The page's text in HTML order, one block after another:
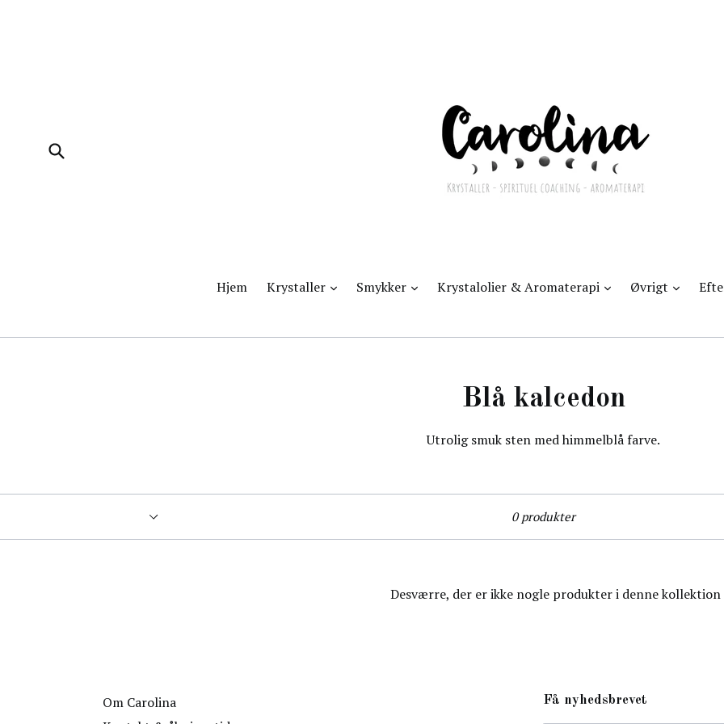
Hjem Krystaller udvidSmykker udvidKrystalolier & Aromaterapi udvidØvrigt udvid
Blå kalcedon
Utrolig smuk sten med himmelblå farve.
0 produkter
Desværre, der er ikke nogle produkter i denne kollektion
Om Carolina
Få nyhedsbrevet